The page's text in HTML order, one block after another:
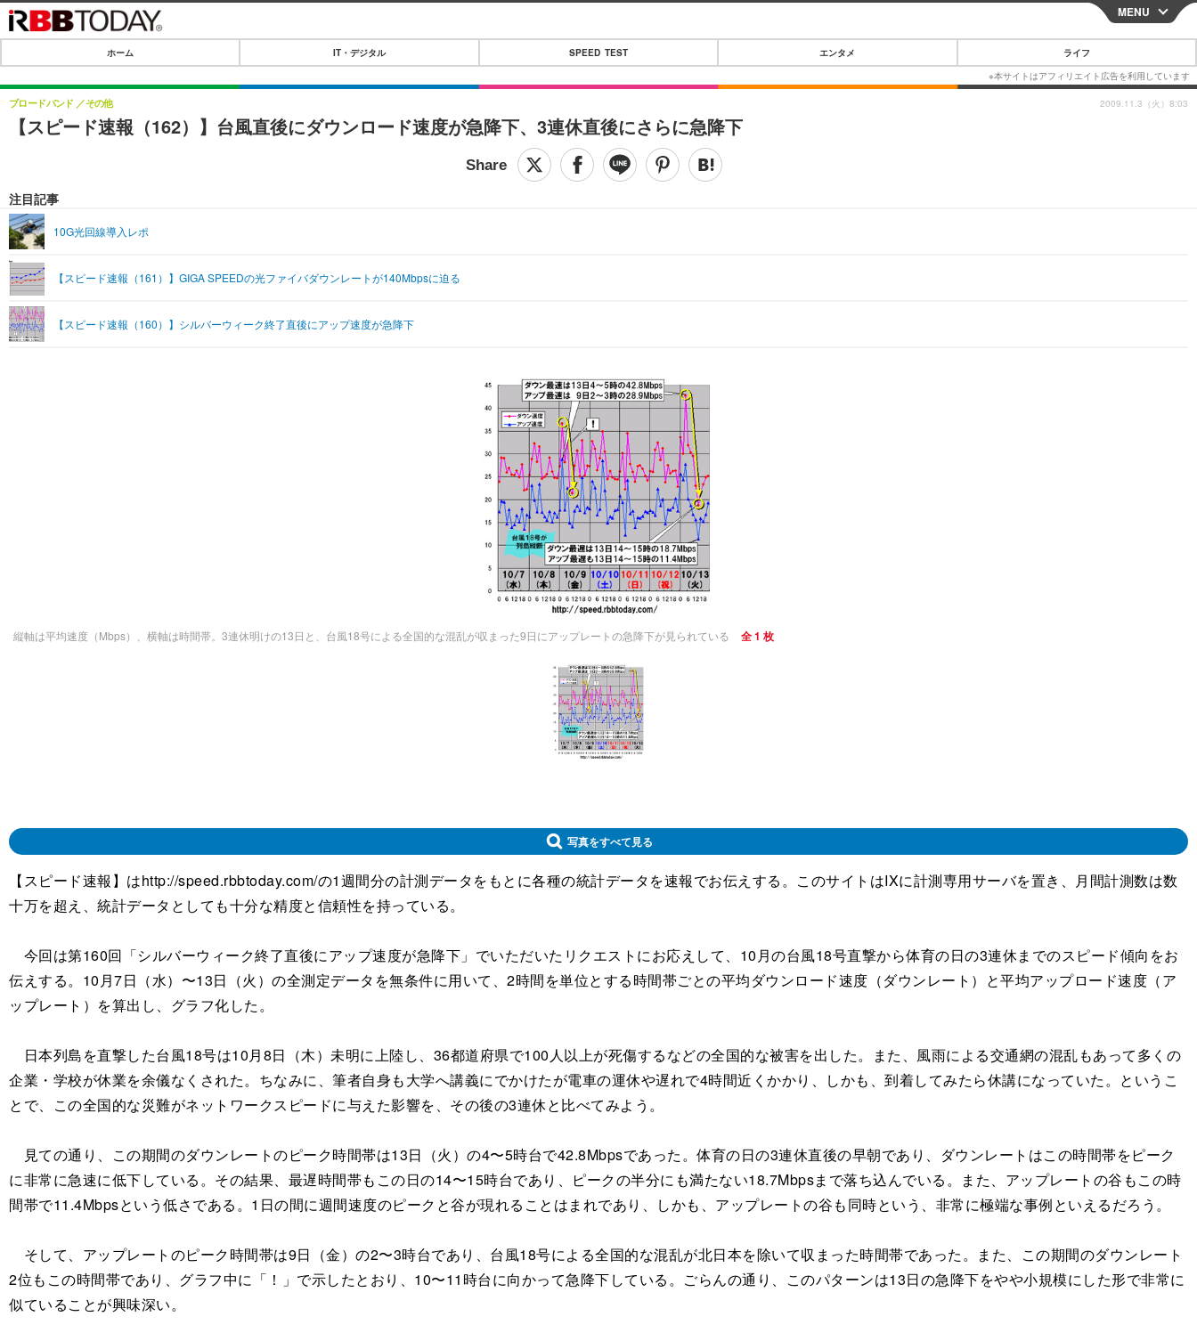
CLOSE
IT・デジタル
IT・デジタルTOP
SPEED TEST
音楽
ライフ
ペット
その他
リリース一覧
プッシュ通知の停止方法
MENU
ホーム IT・デジタル SPEED TEST エンタメ ライフ
【スピード速報（162）】台風直後にダウンロード速度が急降下、3連休直後にさらに急降下
ブロードバンド その他
注目記事
10G光回線導入レポ
【スピード速報（161）】GIGA SPEEDの光ファイバダウンレートが140Mbpsに迫る
【スピード速報（160）】シルバーウィーク終了直後にアップ速度が急降下
2009.11.3（火）8:03
縦軸は平均速度（Mbps）、横軸は時間帯。3連休明けの13日と、台風18号による全国的な混乱が収まった9日にアップレートの急降下が見られている 全 1 枚
写真をすべて見る
【スピード速報】はhttp://speed.rbbtoday.com/の1週間分の計測データをもとに各種の統計データを速報でお伝えする。このサイトはIXに計測専用サーバを置き、月間計測数は数
十万を超え、統計データとしても十分な精度と信頼性を持っている。
今回は第160回「シルバーウィーク終了直後にアップ速度が急降下」でいただいたリクエストにお応えして、10月の台風18号直撃から体育の日の3連休までのスピード傾向をお
伝えする。10月7日（水）〜13日（火）の全測定データを無条件に用いて、2時間を単位とする時間帯ごとの平均ダウンロード速度（ダウンレート）と平均アップロード速度（ア
ップレート）を算出し、グラフ化した。
日本列島を直撃した台風18号は10月8日（木）未明に上陸し、36都道府県で100人以上が死傷するなどの全国的な被害を出した。また、風雨による交通網の混乱もあって多くの
企業・学校が休業を余儀なくされた。ちなみに、筆者自身も大学へ講義にでかけたが電車の運休や遅れで4時間近くかかり、しかも、到着してみたら休講になっていた。というこ
とで、この全国的な災難がネットワークスピードに与えた影響を、その後の3連休と比べてみよう。
見ての通り、この期間のダウンレートのピーク時間帯は13日（火）の4〜5時台で42.8Mbpsであった。体育の日の3連休直後の早朝であり、ダウンレートはこの時間帯をピーク
に非常に急速に低下している。その結果、最遅時間帯もこの日の14〜15時台であり、ピークの半分にも満たない18.7Mbpsまで落ち込んでいる。また、アップレートの谷もこの時
間帯で11.4Mbpsという低さである。1日の間に週間速度のピークと谷が現れることはまれであり、しかも、アップレートの谷も同時という、非常に極端な事例といえるだろう。
そして、アップレートのピーク時間帯は9日（金）の2〜3時台であり、台風18号による全国的な混乱が北日本を除いて収まった時間帯であった。また、この期間のダウンレート
2位もこの時間帯であり、グラフ中に「！」で示したとおり、10〜11時台に向かって急降下している。ごらんの通り、このパターンは13日の急降下をやや小規模にした形で非常に
似ていることが興味深い。